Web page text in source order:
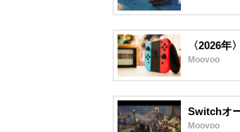
〈2026
Moovoo
Switchオ
Moovoo